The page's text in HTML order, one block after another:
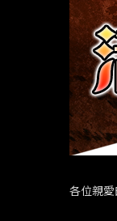
各位親